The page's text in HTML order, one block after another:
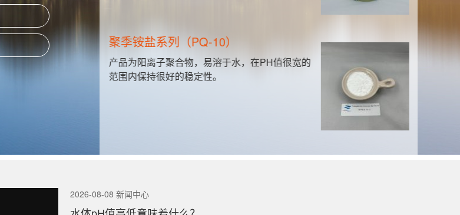
聚季铵盐系列（PQ-10）
产品为阳离子聚合物，易溶于水，在PH值很宽的
范围内保持很好的稳定性。
聚
2026-08-08 新闻中心